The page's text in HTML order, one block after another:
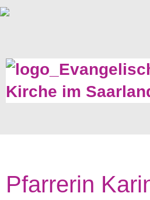
Pfarrerin